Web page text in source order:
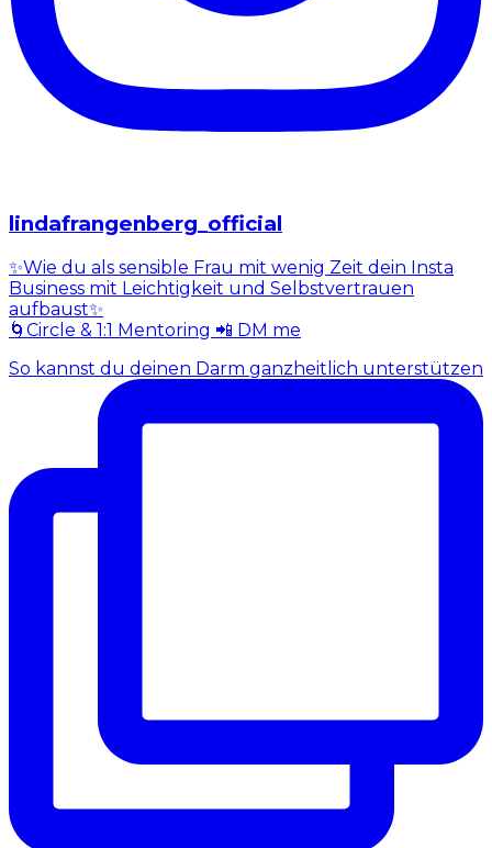
lindafrangenberg_official
✨Wie du als sensible Frau mit wenig Zeit dein Insta
Business mit Leichtigkeit und Selbstvertrauen
aufbaust✨
🌀Circle & 1:1 Mentoring 📲 DM me
So kannst du deinen Darm ganzheitlich unterstützen